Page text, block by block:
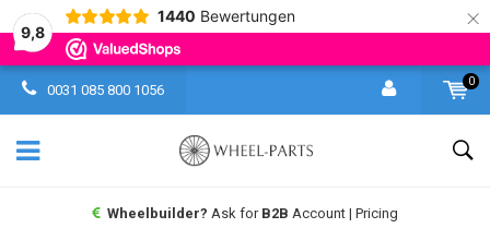
9,8
1440 Bewertungen ×
0031 085 800 1056
0
Wheelbuilder? Ask for B2B Account | Pricing